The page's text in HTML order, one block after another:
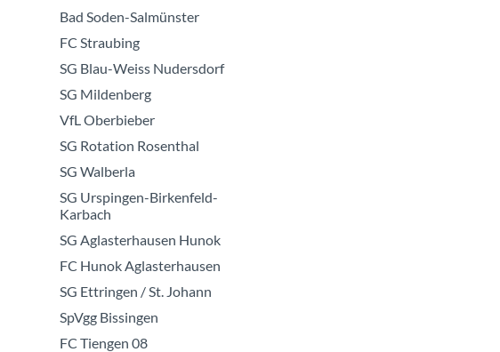
Bad Soden-Salmünster
FC Straubing
SG Blau-Weiss Nudersdorf
SG Mildenberg
VfL Oberbieber
SG Rotation Rosenthal
SG Walberla
SG Urspingen-Birkenfeld-
Karbach
SG Aglasterhausen Hunok
FC Hunok Aglasterhausen
SG Ettringen / St. Johann
SpVgg Bissingen
FC Tiengen 08